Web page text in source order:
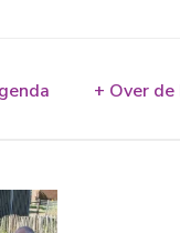
+ Over de